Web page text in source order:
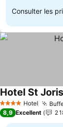
Consulter les
4 Étoiles Hotel
Hotel St
8,9 Excellent 2